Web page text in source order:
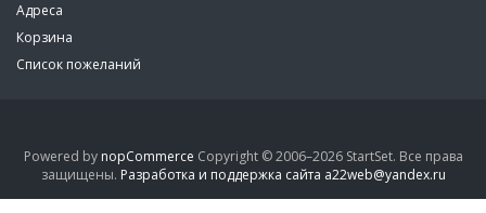
Адреса
Корзина
Список пожеланий
Powered by nopCommerce Copyright © 2006–2026 StartSet. Все права
защищены. Разработка и поддержка сайта a22web@yandex.ru